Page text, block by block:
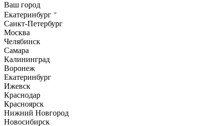
Ваш город
Екатеринбург
Санкт-Петербург
Москва
Челябинск
Самара
Калининград
Воронеж
Екатеринбург
Ижевск
Краснодар
Красноярск
Нижний Новгород
Новосибирск